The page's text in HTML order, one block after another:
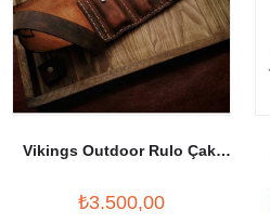
Vikings Outdoor Rulo Çakı
₺3.500,00